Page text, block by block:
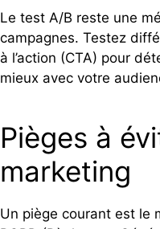
Le test A/B reste une
campagnes. Testez
à l’action (CTA) pour
mieux avec votre
Pièges à
marketing
Un piège courant est le